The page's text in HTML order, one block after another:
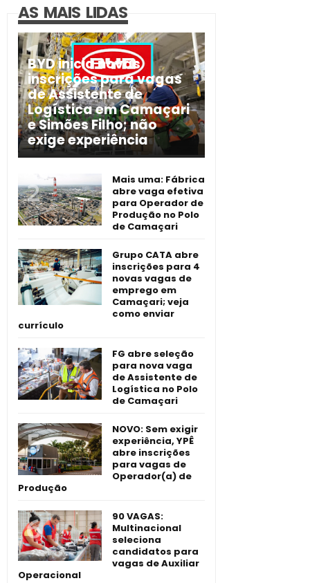
AS MAIS LIDAS
BYD inicia novas
inscrições para vagas
de Assistente de
Logística em Camaçari
e Simões Filho; não
exige experiência
Mais uma: Fábrica
abre vaga efetiva
para Operador de
Produção no Polo
de Camaçari
Grupo CATA abre
inscrições para 4
novas vagas de
emprego em
Camaçari; veja
como enviar
currículo
FG abre seleção
para nova vaga
de Assistente de
Logística no Polo
de Camaçari
NOVO: Sem exigir
experiência, YPÊ
abre inscrições
para vagas de
Operador(a) de
Produção
90 VAGAS:
Multinacional
seleciona
candidatos para
vagas de Auxiliar
Operacional